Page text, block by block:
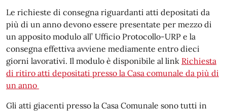
Le richieste di consegna riguardanti atti depositati da
più di un anno devono essere presentate per mezzo di
un apposito modulo all’ Ufficio Protocollo-URP e la
consegna effettiva avviene mediamente entro dieci
giorni lavorativi. Il modulo è disponibile al link Richiesta
di ritiro atti depositati presso la Casa comunale da più di
un anno
Gli atti giacenti presso la Casa Comunale sono tutti in